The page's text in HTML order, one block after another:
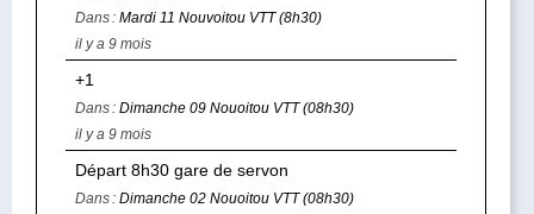
Dans : Mardi 11 Nouvoitou VTT (8h30)
il y a 9 mois
+1
Dans : Dimanche 09 Nouoitou VTT (08h30)
il y a 9 mois
Départ 8h30 gare de servon
Dans : Dimanche 02 Nouoitou VTT (08h30)